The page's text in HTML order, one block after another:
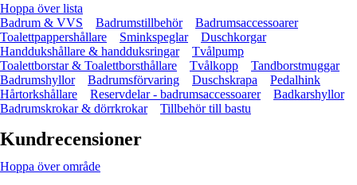
Hoppa över lista
Badrum & VVS
Badrumstillbehör
Badrumsaccessoarer
Toalettpappershållare
Sminkspeglar
Duschkorgar
Handdukshållare & handduksringar
Tvålpump
Toalettborstar & Toalettborsthållare
Tvålkopp
Tandborstmuggar
Badrumshyllor
Badrumsförvaring Duschskrapa
Pedalhink
Hårtorkshållare
Reservdelar - badrumsaccessoarer
Badkarshyllor
Badrumskrokar & dörrkrokar
Tillbehör till bastu
Kundrecensioner
Hoppa över område